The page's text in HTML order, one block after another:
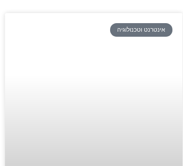
אינטרנט וטכנולוגיה